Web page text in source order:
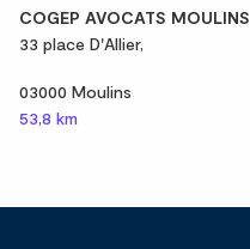
COGEP AVOCATS MOULINS
33 place D'Allier,
03000 Moulins
53,8 km